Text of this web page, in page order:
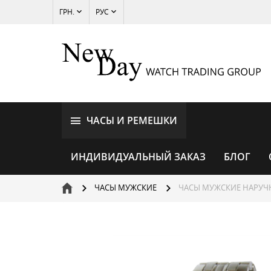
ГРН. РУС
ЧАСЫ И РЕМЕШКИ
ИНДИВИДУАЛЬНЫЙ ЗАКАЗ БЛОГ
ЧАСЫ МУЖСКИЕ ЧАСЫ МУЖСКИЕ